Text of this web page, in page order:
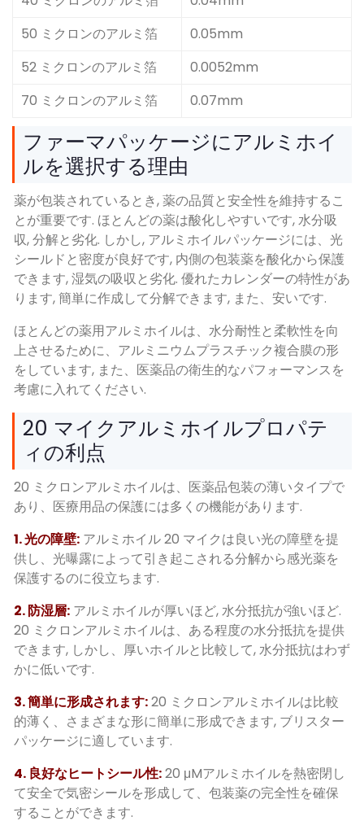
50 ミクロンのアルミ箔
0.05mm
52 ミクロンのアルミ箔
0.0052mm
70 ミクロンのアルミ箔
0.07mm
ファーマパッケージにアルミホイ
ルを選択する理由
薬が包装されているとき, 薬の品質と安全性を維持するこ
とが重要です. ほとんどの薬は酸化しやすいです, 水分吸
収, 分解と劣化. しかし, アルミホイルパッケージには、光
シールドと密度が良好です, 内側の包装薬を酸化から保護
できます, 湿気の吸収と劣化. 優れたカレンダーの特性があ
ります, 簡単に作成して分解できます, また、安いです.
ほとんどの薬用アルミホイルは、水分耐性と柔軟性を向
上させるために、アルミニウムプラスチック複合膜の形
をしています, また、医薬品の衛生的なパフォーマンスを
考慮に入れてください.
20 マイクアルミホイルプロパテ
ィの利点
20 ミクロンアルミホイルは、医薬品包装の薄いタイプで
あり、医療用品の保護には多くの機能があります.
1. 光の障壁: アルミホイル 20 マイクは良い光の障壁を提
供し、光曝露によって引き起こされる分解から感光薬を
保護するのに役立ちます.
2. 防湿層: アルミホイルが厚いほど, 水分抵抗が強いほど.
20 ミクロンアルミホイルは、ある程度の水分抵抗を提供
できます, しかし、厚いホイルと比較して, 水分抵抗はわず
かに低いです.
3. 簡単に形成されます:20 ミクロンアルミホイルは比較
的薄く、さまざまな形に簡単に形成できます, ブリスター
パッケージに適しています.
4. 良好なヒートシール性:20 μMアルミホイルを熱密閉し
て安全で気密シールを形成して、包装薬の完全性を確保
することができます.